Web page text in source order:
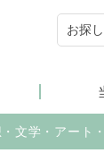
文学・アート